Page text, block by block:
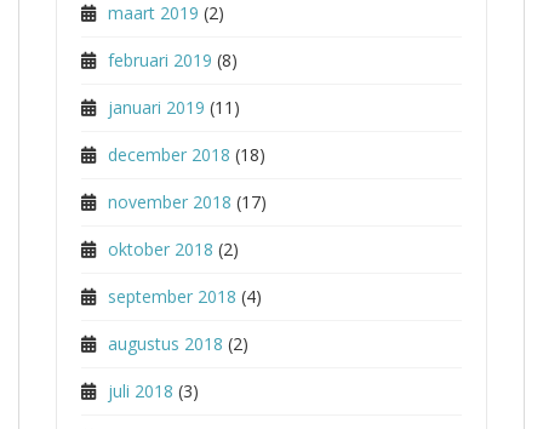
maart 2019 (2)
februari 2019 (8)
januari 2019 (11)
december 2018 (18)
november 2018 (17)
oktober 2018 (2)
september 2018 (4)
augustus 2018 (2)
juli 2018 (3)